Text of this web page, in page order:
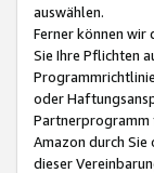
auswählen.
Ferner können wir
Sie Ihre Pflichten
oder
Partnerprogramm
Amazon durch
dieser